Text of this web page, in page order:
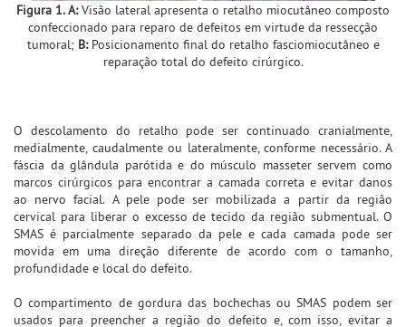
Figura 1. A:Visão lateral apresenta o retalho miocutâneo composto
confeccionado para reparo de defeitos em virtude da ressecção
tumoral; B:Posicionamento final do retalho fasciomiocutâneo e
reparação total do defeito cirúrgico.
O descolamento do retalho pode ser continuado cranialmente,
medialmente, caudalmente ou lateralmente, conforme necessário. A
fáscia da glândula parótida e do músculo masseter servem como
marcos cirúrgicos para encontrar a camada correta e evitar danos
ao nervo facial. A pele pode ser mobilizada a partir da região
cervical para liberar o excesso de tecido da região submentual. O
SMAS é parcialmente separado da pele e cada camada pode ser
movida em uma direção diferente de acordo com o tamanho,
profundidade e local do defeito.
O compartimento de gordura das bochechas ou SMAS podem ser
usados para preencher a região do defeito e, com isso, evitar a